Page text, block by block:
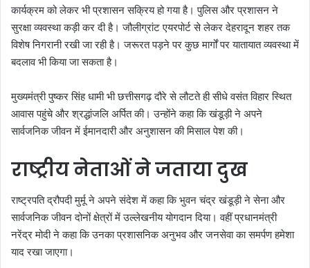
कार्यक्रम को लेकर भी प्रशासन सक्रिय हो गया है। पुलिस और प्रशासन ने
सुरक्षा व्यवस्था कड़ी कर दी है। जौलीग्रांट एयरपोर्ट से लेकर देहरादून शहर तक
विशेष निगरानी रखी जा रही है। जरूरत पड़ने पर कुछ मार्गों पर यातायात व्यवस्था में
बदलाव भी किया जा सकता है।
मुख्यमंत्री पुष्कर सिंह धामी भी छत्तीसगढ़ दौरे से लौटते ही सीधे वसंत विहार स्थित
आवास पहुंचे और श्रद्धांजलि अर्पित की। उन्होंने कहा कि खंडूड़ी ने अपने
सार्वजनिक जीवन में ईमानदारी और अनुशासन की मिसाल पेश की।
राष्ट्रीय नेताओं ने जताया दुख
राष्ट्रपति द्रौपदी मुर्मू ने अपने संदेश में कहा कि भुवन चंद्र खंडूड़ी ने सेना और
सार्वजनिक जीवन दोनों क्षेत्रों में उल्लेखनीय योगदान दिया। वहीं प्रधानमंत्री
नरेंद्र मोदी ने कहा कि उनका प्रशासनिक अनुभव और जनसेवा का समर्पण हमेशा
याद रखा जाएगा।